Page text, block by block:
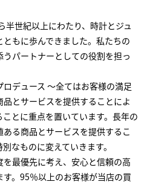
半世紀以上にわたり、時計とジュ
もに歩んできました。私たちの
パートナーとしての役割を担っ
デュース ～全てはお客様の満足
とサービスを提供することによ
とに重点を置いています。長年の
る商品とサービスを提供するこ
なものに変えていきます。
最優先に考え、安心と信頼の高
。95％以上のお客様が当店の買